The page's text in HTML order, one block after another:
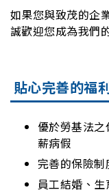
如果您與致茂的企
誠歡迎您成為我們
貼心完善的福
優於勞基法
薪病假
完善的保險
員工結婚、